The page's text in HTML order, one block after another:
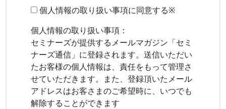
個人情報の取り扱い事項に同意する※
個人情報の取り扱い事項：
セミナーズが提供するメールマガジン「セミ
ナーズ通信」に登録されます。送信いただい
たお客様の個人情報は、責任をもって管理さ
せていただきます。また、登録頂いたメール
アドレスはお客さまのご希望時に、いつでも
解除することができます